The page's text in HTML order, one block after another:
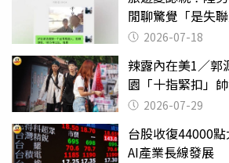
閒聊驚覺「是失
2026-07-18
辣露內在美1／郭
園「十指緊扣」
曝光2026-07-29
台股收復44000
AI產業長線發展